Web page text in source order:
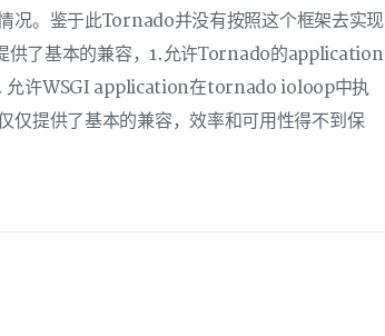
况。鉴于此Tornado并没有按照这个框架去实现
供了基本的兼容，1.允许Tornado的application
允许WSGI application在tornado ioloop中执
仅提供了基本的兼容，效率和可用性得不到保